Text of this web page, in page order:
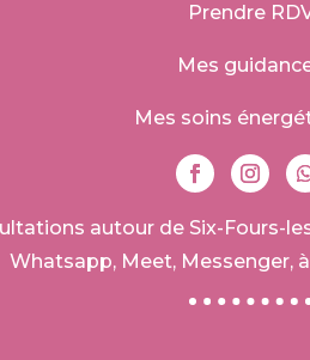
Prendre
Mes
Mes soins
autour de Six-Fours-
Whatsapp, Meet, Messenger,